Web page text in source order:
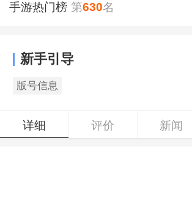
手游热门榜 第630名
新手引导
版号信息
详细 评价 新闻